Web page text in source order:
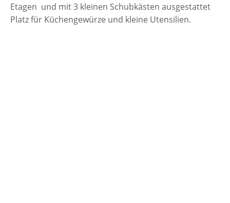
Etagen und mit 3 kleinen Schubkästen ausgestattet
Platz für Küchengewürze und kleine Utensilien.